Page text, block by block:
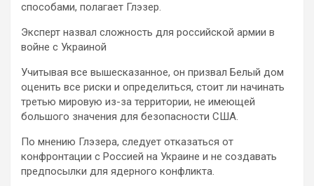
способами, полагает Глэзер.
Эксперт назвал сложность для российской армии в
войне с Украиной
Учитывая все вышесказанное, он призвал Белый дом
оценить все риски и определиться, стоит ли начинать
третью мировую из-за территории, не имеющей
большого значения для безопасности США.
По мнению Глэзера, следует отказаться от
конфронтации с Россией на Украине и не создавать
предпосылки для ядерного конфликта.